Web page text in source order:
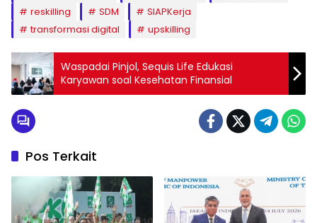
reskilling
SDM
SIAPKerja
transformasi digital
upskilling
Waspadai Pinjol, Sequis Life Edukasi
Karyawan soal Kesehatan Finansial
Pos Terkait